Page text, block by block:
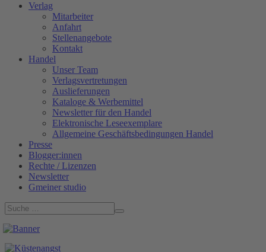
Verlag
Mitarbeiter
Anfahrt
Stellenangebote
Kontakt
Handel
Unser Team
Verlagsvertretungen
Auslieferungen
Kataloge & Werbemittel
Newsletter für den Handel
Elektronische Leseexemplare
Allgemeine Geschäftsbedingungen Handel
Presse
Blogger:innen
Rechte / Lizenzen
Newsletter
Gmeiner studio